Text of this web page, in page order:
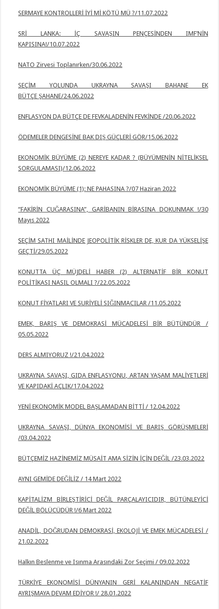
SERMAYE KONTROLLERİ İYİ Mİ KÖTÜ MÜ ?/11.07.2022
SRİ LANKA: İÇ SAVAŞIN PENÇESİNDEN IMF’NİN
KAPISINA!/10.07.2022
NATO Zirvesi Toplanırken/30.06.2022
SEÇİM YOLUNDA UKRAYNA SAVAŞI BAHANE EK
BÜTÇEŞAHANE/24.06.2022
ENFLASYON DA BÜTÇE DE FEVKALADENİN FEVKİNDE /20.06.2022
ÖDEMELER DENGESİNE BAK DIŞ GÜÇLERİ GÖR/15.06.2022
EKONOMİK BÜYÜME (2) NEREYE KADAR ? (BÜYÜMENİN NİTELİKSEL
SORGULAMASI)/12.06.2022
EKONOMİK BÜYÜME (1): NE PAHASINA ?/07 Haziran 2022
“FAKİRİN CUĞARASINA”, GARİBANIN BİRASINA DOKUNMAK !/30
Mayıs 2022
SEÇİM SATHI MAİLİNDE JEOPOLİTİK RİSKLER DE, KUR DA YÜKSELİŞE
GEÇTİ/29.05.2022
KONUTTA ÜÇ MÜJDELİ HABER (2) ALTERNATİF BİR KONUT
POLİTİKASI NASIL OLMALI ?/22.05.2022
KONUT FİYATLARI VE SURİYELİ SIĞINMACILAR /11.05.2022
EMEK, BARIŞ VE DEMOKRASİ MÜCADELESİ BİR BÜTÜNDÜR /
05.05.2022
DERS ALMIYORUZ !/21.04.2022
UKRAYNA SAVAŞI, GIDA ENFLASYONU, ARTAN YAŞAM MALİYETLERİ
VEKAPIDAKİ AÇLIK/17.04.2022
YENİ EKONOMİK MODEL BAŞLAMADAN BİTTİ / 12.04.2022
UKRAYNA SAVAŞI, DÜNYA EKONOMİSİ VE BARIŞ GÖRÜŞMELERİ
/03.04.2022
BÜTÇEMİZ HAZİNEMİZ MÜSAİT AMA SİZİN İÇİN DEĞİL /23.03.2022
AYNI GEMİDE DEĞİLİZ / 14 Mart 2022
KAPİTALİZM BİRLEŞTİRİCİ DEĞİL PARÇALAYICIDIR, BÜTÜNLEYİCİ
DEĞİL BÖLÜCÜDÜR !/6 Mart 2022
ANADİL, DOĞRUDAN DEMOKRASİ, EKOLOJİ VE EMEK MÜCADELESİ /
21.02.2022
Halkın Beslenme ve Isınma Arasındaki Zor Seçimi / 09.02.2022
TÜRKİYE EKONOMİSİ DÜNYANIN GERİ KALANINDAN NEGATİF
AYRIŞMAYA DEVAM EDİYOR !/ 28.01.2022